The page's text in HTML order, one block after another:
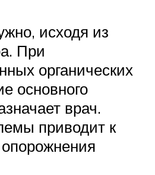
исходя из
При
органических
основного
врач.
приводит к